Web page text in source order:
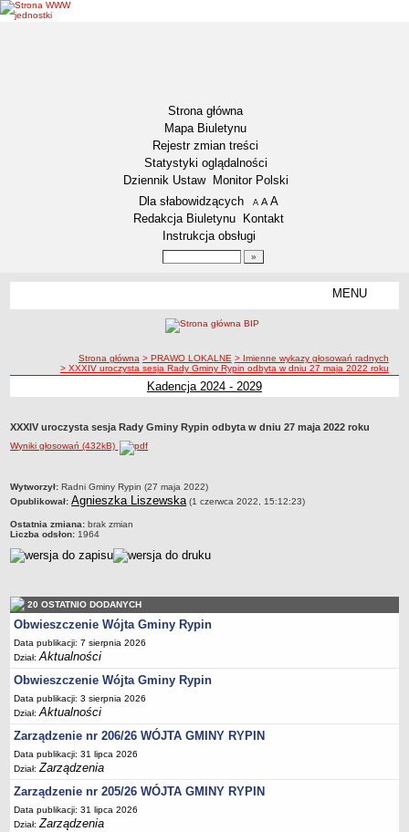
Strona główna
Mapa Biuletynu
Rejestr zmian treści
Statystyki oglądalności
Dziennik Ustaw
Monitor Polski
Menu dodatkowe
Dla słabowidzących A pomniejsz czcionkę
A standardowy rozmiar czcionki
A
Redakcja Biuletynu
Kontakt
Instrukcja obsługi
MENU
Status gminy
Lokalizacja
Dane statystyczne
Zadania publiczne
Realizacja zadań publicznych
Rejestr zbiorów danych osobowych
Rejestr instytucji kultury
URZĄD GMINY
Dane teleadresowe
Tabela informacyjna
Czas pracy urzędu
Nr konta bankowego, NIP, REGON
Pracownicy urzędu - urząd gminy
Pracownicy urzędu - baza magazynowo - warsztatowa
Kompetencje referatów
Regulamin organizacyjny
Regulamin naboru na wolne stanowiska urzędnicze
ścieżka nawigacji
Strona główna > PRAWO LOKALNE > Imienne wykazy głosowań radnych
> XXXIV uroczysta sesja Rady Gminy Rypin odbyta w dniu 27 maja 2022 roku
Kadencja 2024 - 2029
XXXIV uroczysta sesja Rady Gminy Rypin odbyta w dniu 27 maja 2022 roku
Wyniki głosowań (432kB)
metryczka
Wytworzył: Radni Gminy Rypin (27 maja 2022)
Opublikował: Agnieszka Liszewska(1 czerwca 2022, 15:12:23)
Ostatnia zmiana: brak zmian
Liczba odsłon: 1964
20 OSTATNIO DODANYCH
Obwieszczenie Wójta Gminy Rypin
Data publikacji: 7 sierpnia 2026
Dział:Aktualności
Obwieszczenie Wójta Gminy Rypin
Data publikacji: 3 sierpnia 2026
Dział:Aktualności
Zarządzenie nr 206/26 WÓJTA GMINY RYPIN
Data publikacji: 31 lipca 2026
Dział:Zarządzenia
Zarządzenie nr 205/26 WÓJTA GMINY RYPIN
Data publikacji: 31 lipca 2026
Dział:Zarządzenia